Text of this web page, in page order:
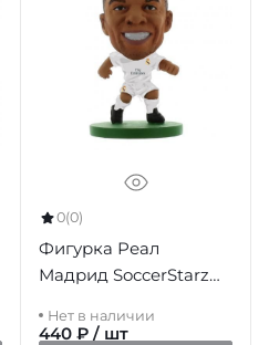
0(0)
Фигурка Реал
Мадрид SoccerStarz
Нет в наличии
440 ₽ / шт